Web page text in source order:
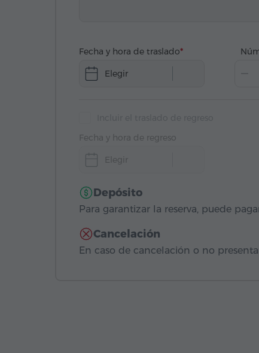
Fecha y hora de traslado
Elegir
Fecha y hora de regreso
Elegir
Depósito
Para garantizar la reserva, puede
Cancelación
En caso de cancelación o no